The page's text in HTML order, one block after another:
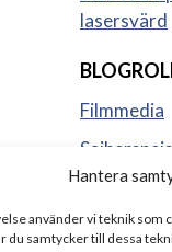
Hantera
använder vi teknik
samtycker till dessa
lasersvärd
Filmmedia
Sajberspejs
Strange